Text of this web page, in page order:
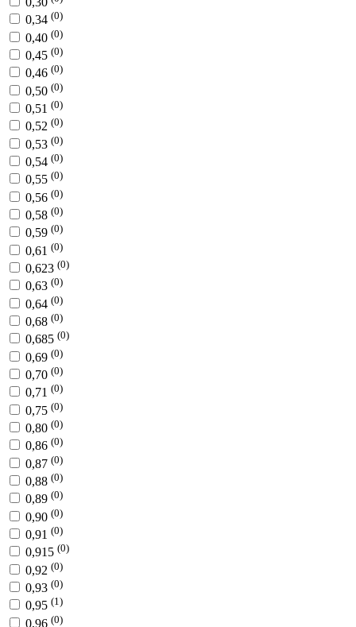
0,34 (0)
0,40 (0)
0,45 (0)
0,46 (0)
0,50 (0)
0,51 (0)
0,52 (0)
0,53 (0)
0,54 (0)
0,55 (0)
0,56 (0)
0,58 (0)
0,59 (0)
0,61 (0)
0,623 (0)
0,63 (0)
0,64 (0)
0,68 (0)
0,685 (0)
0,69 (0)
0,70 (0)
0,71 (0)
0,75 (0)
0,80 (0)
0,86 (0)
0,87 (0)
0,88 (0)
0,89 (0)
0,90 (0)
0,91 (0)
0,915 (0)
0,92 (0)
0,93 (0)
0,95 (1)
0,96 (0)